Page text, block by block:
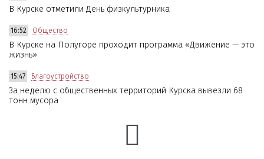
В Курске отметили День физкультурника
16:52 Общество
В Курске на Полугоре проходит программа «Движение — это
жизнь»
15:47 Благоустройство
За неделю с общественных территорий Курска вывезли 68
тонн мусора